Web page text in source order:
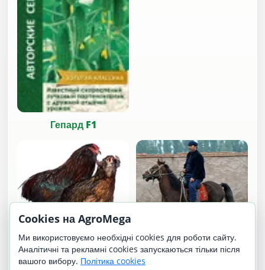
Гепард F1
Араукана: блакитні
Янкі (Yanqi)
Cookies на AgroMega
Ми використовуємо необхідні cookies для роботи сайту.
Аналітичні та рекламні cookies запускаються тільки після
вашого вибору. Політика cookies